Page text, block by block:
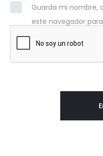
Guarda mi nombre,
este navegador